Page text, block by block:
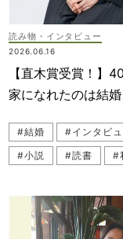
読み物・インタビュー
2026.06.16
【直木賞受賞！】
家になれたのは結
倉かすみさん
#結婚
#インタビ
#小説
#読書 #